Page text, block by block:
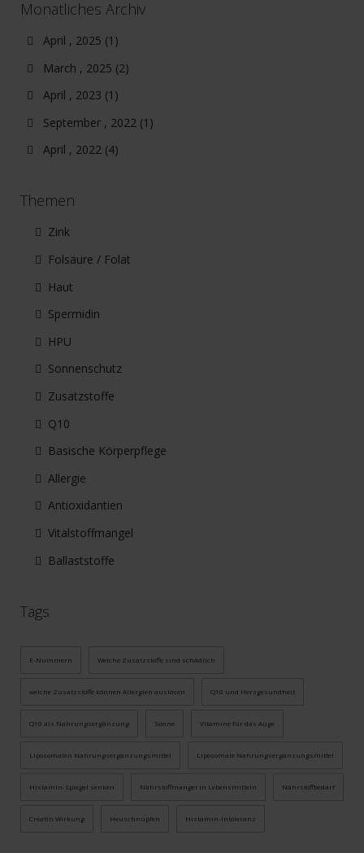
Monatliches Archiv
April , 2025 (1)
March , 2025 (2)
April , 2023 (1)
September , 2022 (1)
April , 2022 (4)
Themen
Zink
Folsäure / Folat
Haut
Spermidin
HPU
Sonnenschutz
Zusatzstoffe
Q10
Basische Körperpflege
Allergie
Antioxidantien
Vitalstoffmangel
Ballaststoffe
Tags
E-Nummern Welche Zusatzstoffe sind schädlich
welche Zusatzstoffe können Allergien auslösen Q10 und Herzgesundheit
Q10 als Nahrungsergänzung Sonne Vitamine für das Auge
Liposomalen Nahrungsergänzungsmittel Liposomale Nahrungsergänzungsmittel
Histamin-Spiegel senken Nährstoffmangel in Lebensmitteln Nährstoffbedarf
Creatin Wirkung Heuschnupfen Histamin-Intoleranz